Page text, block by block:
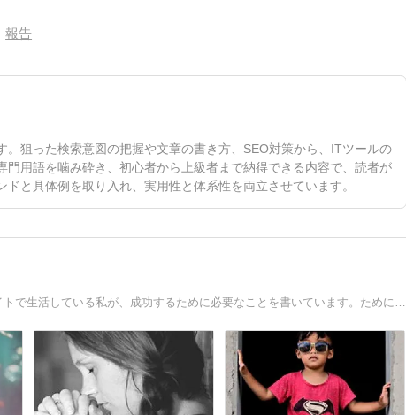
報告
狙った検索意図の把握や文章の書き方、SEO対策から、ITツールの
用語を噛み砕き、初心者から上級者まで納得できる内容で、読者が
と具体例を取り入れ、実用性と体系性を両立させています。
アフィリエイトで稼ぐのは難しくない。実際にアフィリエイトで生活している私が、成功するために必要なことを書いています。ためになる事しか書きません。